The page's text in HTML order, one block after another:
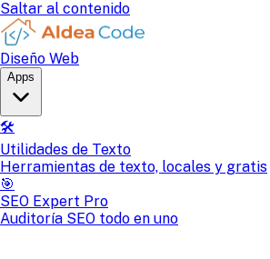
Saltar al contenido
Diseño Web
Apps
🛠️
Utilidades de Texto
Herramientas de texto, locales y gratis
🎯
SEO Expert Pro
Auditoría SEO todo en uno